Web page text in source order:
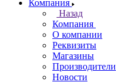
Компания
Назад
Компания
О компании
Реквизиты
Магазины
Производители
Новости